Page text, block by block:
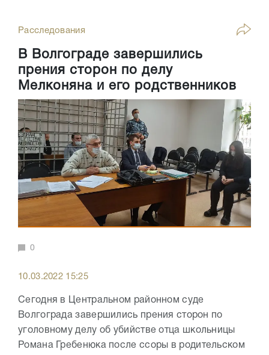
Расследования
В Волгограде завершились
прения сторон по делу
Мелконяна и его родственников
0
10.03.2022 15:25
Сегодня в Центральном районном суде
Волгограда завершились прения сторон по
уголовному делу об убийстве отца школьницы
Романа Гребенюка после ссоры в родительском